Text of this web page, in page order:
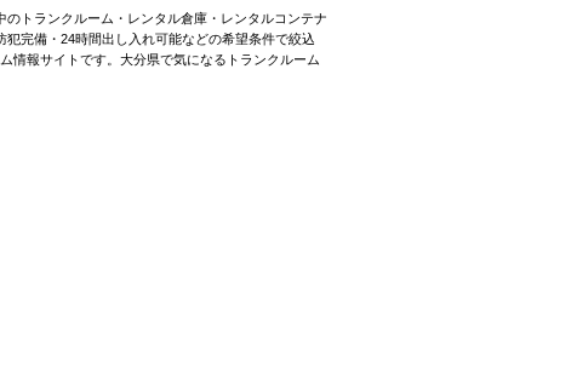
トランクルーム・レンタル倉庫・レンタルコンテナ
完備・24時間出し入れ可能などの希望条件で絞込
情報サイトです。大分県で気になるトランクルーム